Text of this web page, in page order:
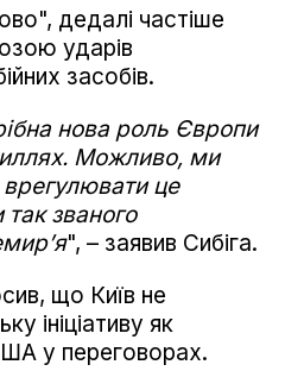
дедалі частіше
ударів
засобів.
нова роль Європи
Можливо, ми
це
званого
", – заявив Сибіга.
що Київ не
ініціативу як
у переговорах.